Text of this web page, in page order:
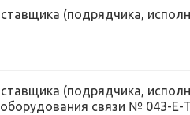
(подрядчика,
(подрядчика,
оборудования связи № 043-Е-